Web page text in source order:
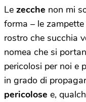
Le zecche non mi
forma – le
rostro che succhia
nomea che si
pericolosi per noi e
in grado di
pericolose e,